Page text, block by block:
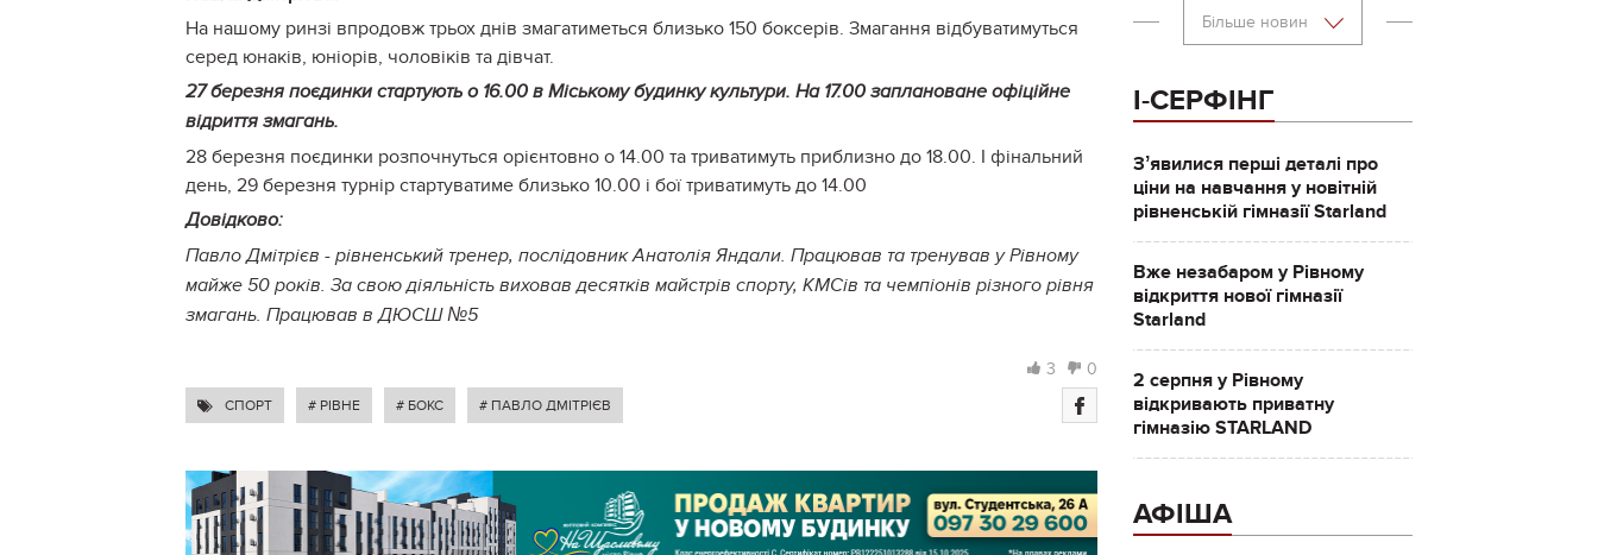
На нашому ринзі впродовж трьох днів змагатиметься близько 150 боксерів. Змагання відбуватимуться
серед юнаків, юніорів, чоловіків та дівчат.
27 березня поєдинки стартують о 16.00 в Міському будинку культури. На 17.00 заплановане офіційне
відриття змагань.
28 березня поєдинки розпочнуться орієнтовно о 14.00 та триватимуть приблизно до 18.00. І фінальний
день, 29 березня турнір стартуватиме близько 10.00 і бої триватимуть до 14.00
Довідково:
Павло Дмітрієв - рівненський тренер, послідовник Анатолія Яндали. Працював та тренував у Рівному
майже 50 років. За свою діяльність виховав десятків майстрів спорту, КМСів та чемпіонів різного рівня
змагань. Працював в ДЮСШ №5
3 0
СПОРТ # РІВНЕ # БОКС # ПАВЛО ДМІТРІЄВ
Більше новин
І-СЕРФІНГ
Зʼявилися перші деталі про
ціни на навчання у новітній
рівненській гімназії Starland
Вже незабаром у Рівному
відкриття нової гімназії
Starland
2 серпня у Рівному
відкривають приватну
гімназію STARLAND
АФІША